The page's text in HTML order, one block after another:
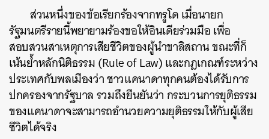
ส่วนหนึ่งของข้อเรียกร้องจากทรูโด เมื่อนายก
รัฐมนตรีรายนี้พยายามร้องขอให้อินเดียร่วมมือ เพื่อ
สอบสวนสาเหตุการเสียชีวิตของผู้นำขาลิสถาน ขณะที่ก็
เน้นย้ำหลักนิติธรรม (Rule of Law) และกฎเกณฑ์ระหว่าง
ประเทศกับพลเมืองว่า ชาวแคนาดาทุกคนต้องได้รับการ
ปกครองจากรัฐบาล รวมถึงยืนยันว่า กระบวนการยุติธรรม
ของแคนาดาจะสามารถอำนวยความยุติธรรมให้กับผู้เสีย
ชีวิตได้จริง